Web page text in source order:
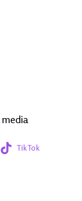
TikTok